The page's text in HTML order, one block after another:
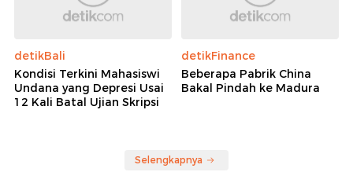
detikBali
Kondisi Terkini Mahasiswi
Undana yang Depresi Usai
12 Kali Batal Ujian Skripsi
detikFinance
Beberapa Pabrik China
Bakal Pindah ke Madura
Selengkapnya